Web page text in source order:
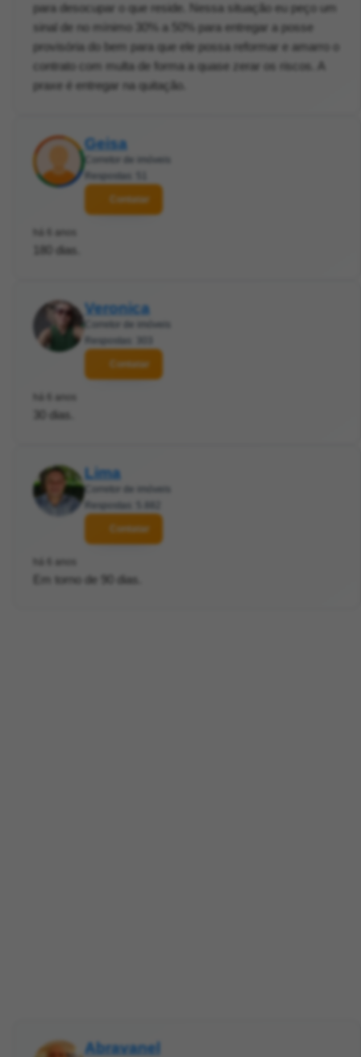
para desocupar o que reside. Nessa situação eu peço um
sinal de no mínimo 30% a 50% para entregar a posse
provisória do bem para que ele possa reformar e amarro o
contrato com multa de forma a quase zerar os riscos. A
praxe é entregar na quitação.
Geisa
Corretor de imóveis
Respostas: 51
Contatar
há 6 anos
180 dias.
Veronica
Corretor de imóveis
Respostas: 303
Contatar
há 6 anos
30 dias.
Lima
Corretor de imóveis
Respostas: 5.882
Contatar
há 6 anos
Em torno de 90 dias.
Abravanel